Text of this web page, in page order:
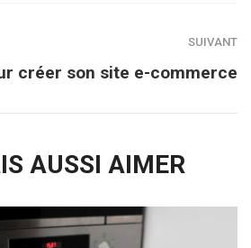
SUIVANT
créer son site e-commerce
AUSSI AIMER